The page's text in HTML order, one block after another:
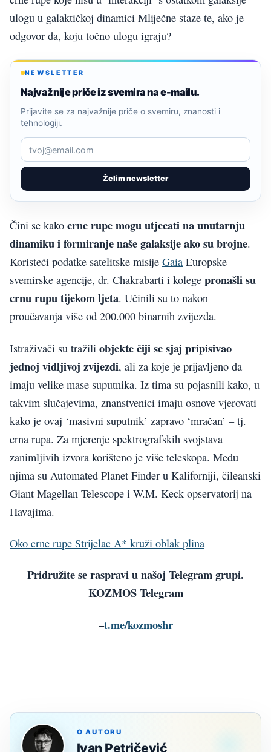
ulogu u galaktičkoj dinamici Mliječne staze te, ako je
odgovor da, koju točno ulogu igraju?
NEWSLETTER
Najvažnije priče iz svemira na e-mailu.
Želim newsletter
Prijavite se za najvažnije priče o svemiru, znanosti i
tehnologiji.
Čini se kako crne rupe mogu utjecati na unutarnju
dinamiku i formiranje naše galaksije ako su brojne.
Koristeći podatke satelitske misije Gaia Europske
svemirske agencije, dr. Chakrabarti i kolege pronašli su
crnu rupu tijekom ljeta. Učinili su to nakon
proučavanja više od 200.000 binarnih zvijezda.
Istraživači su tražili objekte čiji se sjaj pripisivao
jednoj vidljivoj zvijezdi, ali za koje je prijavljeno da
imaju velike mase suputnika. Iz tima su pojasnili kako, u
takvim slučajevima, znanstvenici imaju osnove vjerovati
kako je ovaj ‘masivni suputnik’ zapravo ‘mračan’ – tj.
crna rupa. Za mjerenje spektrografskih svojstava
zanimljivih izvora korišteno je više teleskopa. Među
njima su Automated Planet Finder u Kaliforniji, čileanski
Giant Magellan Telescope i W.M. Keck opservatorij na
Havajima.
Oko crne rupe Strijelac A* kruži oblak plina
Pridružite se raspravi u našoj Telegram grupi.
KOZMOS Telegram
–t.me/kozmoshr
O AUTORU
Ivan Petričević